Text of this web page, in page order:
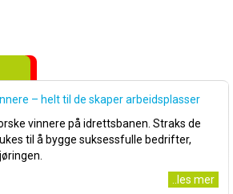
– helt til de skaper arbeidsplasser
vinnere på idrettsbanen. Straks de
til å bygge suksessfulle bedrifter,
..les mer